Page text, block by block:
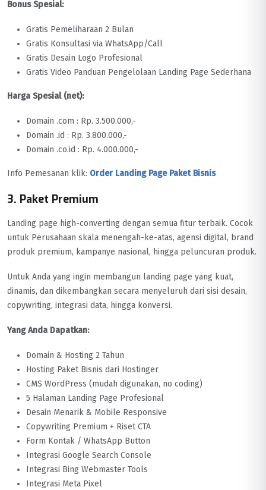
Bonus Spesial:
Gratis Pemeliharaan 2 Bulan
Gratis Konsultasi via WhatsApp/Call
Gratis Desain Logo Profesional
Gratis Video Panduan Pengelolaan Landing Page Sederhana
Harga Spesial (net):
Domain .com : Rp. 3.500.000,-
Domain .id : Rp. 3.800.000,-
Domain .co.id : Rp. 4.000.000,-
Info Pemesanan klik: Order Landing Page Paket Bisnis
3. Paket Premium
Landing page high-converting dengan semua fitur terbaik. Cocok
untuk Perusahaan skala menengah-ke-atas, agensi digital, brand
produk premium, kampanye nasional, hingga peluncuran produk.
Untuk Anda yang ingin membangun landing page yang kuat,
dinamis, dan dikembangkan secara menyeluruh dari sisi desain,
copywriting, integrasi data, hingga konversi.
Yang Anda Dapatkan:
Domain & Hosting 2 Tahun
Hosting Paket Bisnis dari Hostinger
CMS WordPress (mudah digunakan, no coding)
5 Halaman Landing Page Profesional
Desain Menarik & Mobile Responsive
Copywriting Premium + Riset CTA
Form Kontak / WhatsApp Button
Integrasi Google Search Console
Integrasi Bing Webmaster Tools
Integrasi Meta Pixel